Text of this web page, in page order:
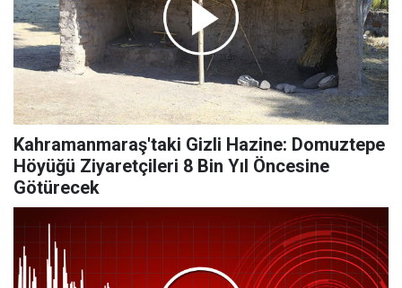
Kahramanmaraş'taki Gizli Hazine: Domuztepe
Höyüğü Ziyaretçileri 8 Bin Yıl Öncesine
Götürecek